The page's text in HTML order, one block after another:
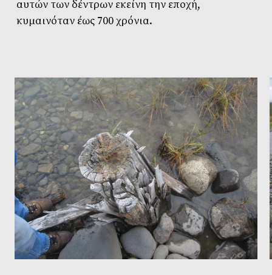
αυτών των δέντρων εκείνη την εποχή,
κυμαινόταν έως 700 χρόνια.